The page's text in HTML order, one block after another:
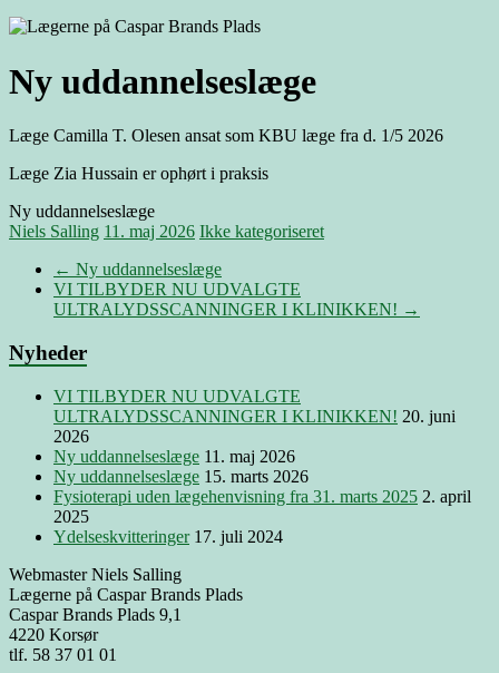
Ny uddannelseslæge
Læge Camilla T. Olesen ansat som KBU læge fra d. 1/5 2026
Læge Zia Hussain er ophørt i praksis
Ny uddannelseslæge
Niels Salling 11. maj 2026 Ikke kategoriseret
← Ny uddannelseslæge
VI TILBYDER NU UDVALGTE
ULTRALYDSSCANNINGER I KLINIKKEN! →
Nyheder
VI TILBYDER NU UDVALGTE
ULTRALYDSSCANNINGER I KLINIKKEN! 20. juni
2026
Ny uddannelseslæge 11. maj 2026
Ny uddannelseslæge 15. marts 2026
Fysioterapi uden lægehenvisning fra 31. marts 2025 2. april
2025
Ydelseskvitteringer 17. juli 2024
Webmaster Niels Salling
Lægerne på Caspar Brands Plads
Caspar Brands Plads 9,1
4220 Korsør
tlf. 58 37 01 01